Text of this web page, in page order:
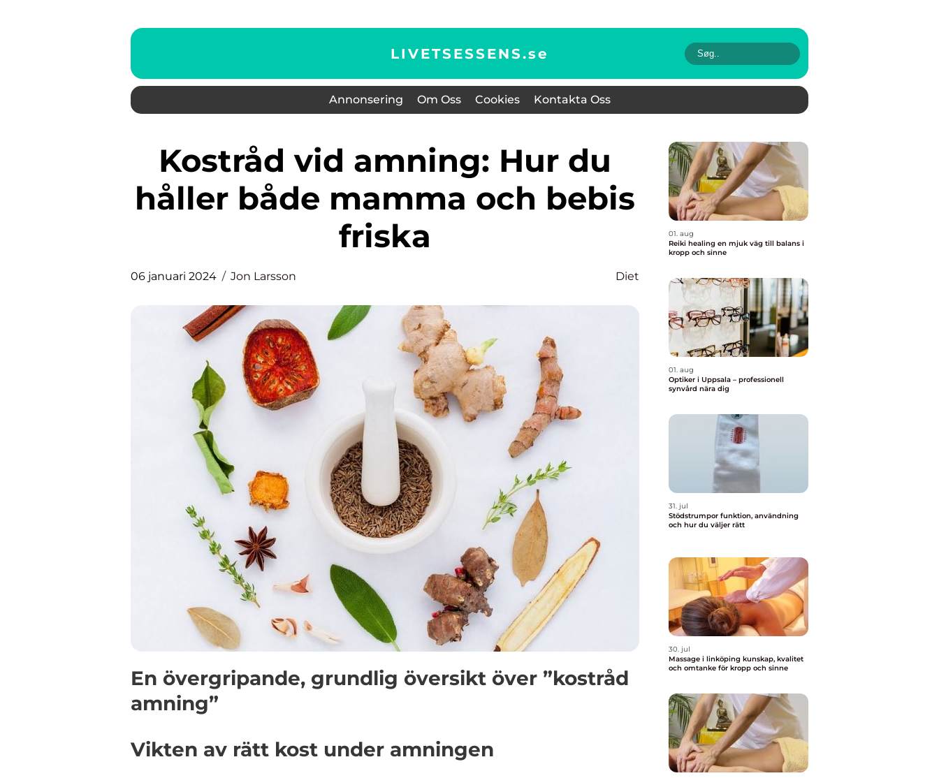
LIVETSESSENS.se
Annonsering Om Oss Cookies Kontakta Oss
Kostråd vid amning: Hur du
håller både mamma och bebis
friska
06 januari 2024 Jon Larsson Diet
En övergripande, grundlig översikt över ”kostråd
amning”
Vikten av rätt kost under amningen
01. aug
Reiki healing en mjuk väg till balans i
kropp och sinne
01. aug
Optiker i Uppsala – professionell
synvård nära dig
31. jul
Stödstrumpor funktion, användning
och hur du väljer rätt
30. jul
Massage i linköping kunskap, kvalitet
och omtanke för kropp och sinne